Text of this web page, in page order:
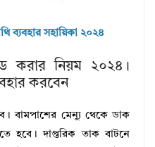
ব্যবহার সহায়িকা ২০২৪
করার নিয়ম ২০২৪।
করবেন
বামপাশের মেন্যু থেকে ডাক
হবে। দাপ্তরিক তাক বাটনে